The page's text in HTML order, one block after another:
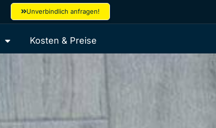
Unverbindlich anfragen!
Kosten & Preise